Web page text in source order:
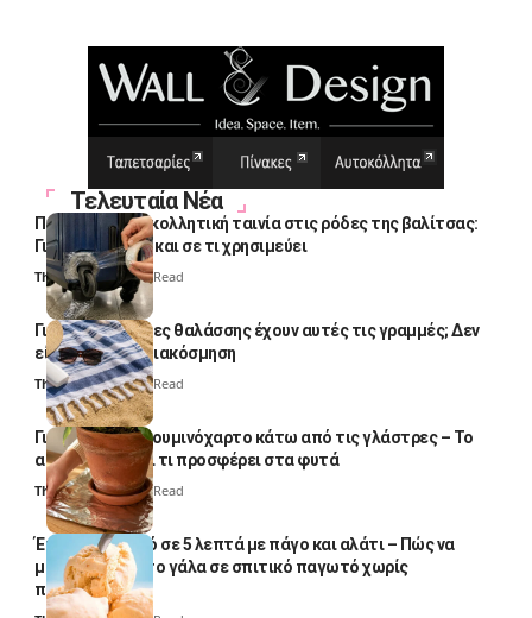
Τελευταία Νέα
Πολλοί βάζουν κολλητική ταινία στις ρόδες της βαλίτσας:
Γιατί το κάνουν και σε τι χρησιμεύει
Thali Ombre4 Min Read
Γιατί οι πετσέτες θαλάσσης έχουν αυτές τις γραμμές; Δεν
είναι μόνο για διακόσμηση
Thali Ombre5 Min Read
Γιατί βάζουν αλουμινόχαρτο κάτω από τις γλάστρες – Το
απλό κόλπο και τι προσφέρει στα φυτά
Thali Ombre4 Min Read
Έτοιμο παγωτό σε 5 λεπτά με πάγο και αλάτι – Πώς να
μετατρέψετε το γάλα σε σπιτικό παγωτό χωρίς
παγωτομηχανή